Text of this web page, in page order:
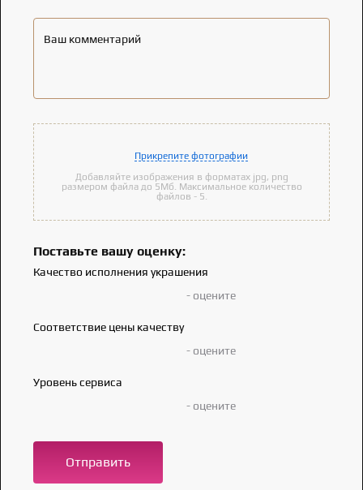
Ваш комментарий
Прикрепите фотографии
Добавляйте изображения в форматах jpg, png
размером файла до 5Мб. Максимальное количество
файлов - 5.
Поставьте вашу оценку:
Качество исполнения украшения
- оцените
Соответствие цены качеству
- оцените
Уровень сервиса
- оцените
Отправить